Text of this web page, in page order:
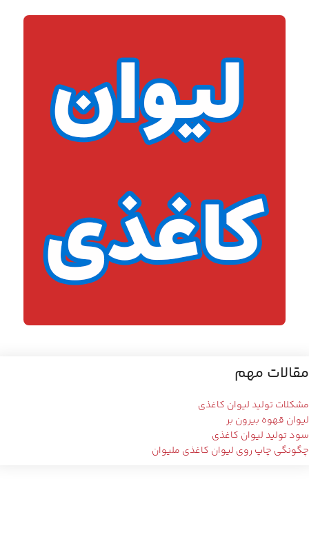
مقالات مهم
مشکلات تولید لیوان کاغذی
لیوان قهوه بیرون بر
سود تولید لیوان کاغذی
چگونگی چاپ روی لیوان کاغذی ملیوان